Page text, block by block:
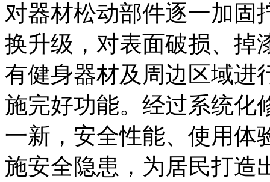
对器材松动部件逐一加固
换升级，对表面破损、掉
有健身器材及周边区域进
施完好功能。经过系统化
一新，安全性能、使用体
施安全隐患，为居民打造